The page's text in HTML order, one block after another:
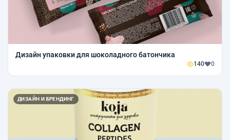
Дизайн упаковки для шоколадного батончика
140 0
ДИЗАЙН И БРЕНДИНГ